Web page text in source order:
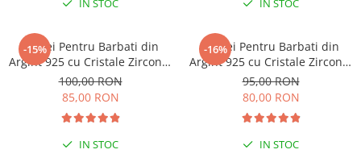
Coliere Transparente cu Stea
Coliere Transparente cu Soare
Coliere Transparente cu Semilună
Coliere Transparente cu Zodii
Coliere Transparente cu Perle
Coliere Transparente cu Initiale
Brățări din Argint cu pietre
Brățări elastice cu pietre
semiprețioase
LĂNȚIȘOARE ARGINT
IN STOC IN STOC
-15%
Cercei Pentru Barbati din
Argint 925 cu Cristale Zirconia
Patrate de 5mm
100,00 RON
85,00 RON
IN STOC
-16%
Cercei Pentru Barbati din
Argint 925 cu Cristale Zirconia
Patrate de 3mm
95,00 RON
80,00 RON
IN STOC